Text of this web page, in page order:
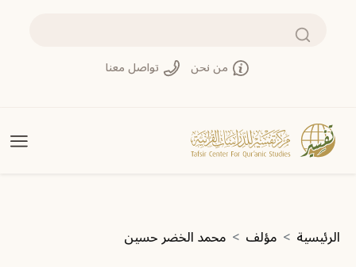
بحث
من نحن تواصل معنا
مسار التنقل
الرئيسية مؤلف محمد الخضر حسين